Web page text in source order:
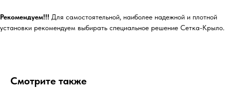
Рекомендуем!!! Для самостоятельной, наиболее надежной и плотной
установки рекомендуем выбирать специальное решение Сетка-Крыло.
Смотрите также